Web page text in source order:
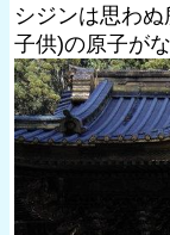
シジンは思わ
子供)の原子が